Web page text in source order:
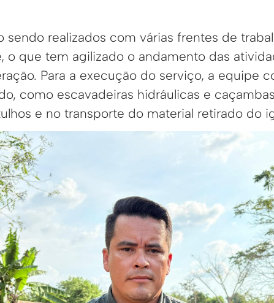
sendo realizados com várias frentes de
o que tem agilizado o andamento das
Para a execução do serviço, a equipe
como escavadeiras hidráulicas e
e no transporte do material retirado do